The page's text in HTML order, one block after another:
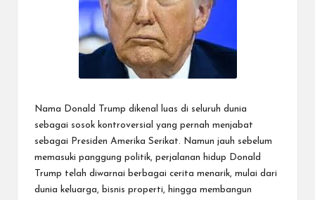
Nama Donald Trump dikenal luas di seluruh dunia
sebagai sosok kontroversial yang pernah menjabat
sebagai Presiden Amerika Serikat. Namun jauh sebelum
memasuki panggung politik, perjalanan hidup Donald
Trump telah diwarnai berbagai cerita menarik, mulai dari
dunia keluarga, bisnis properti, hingga membangun